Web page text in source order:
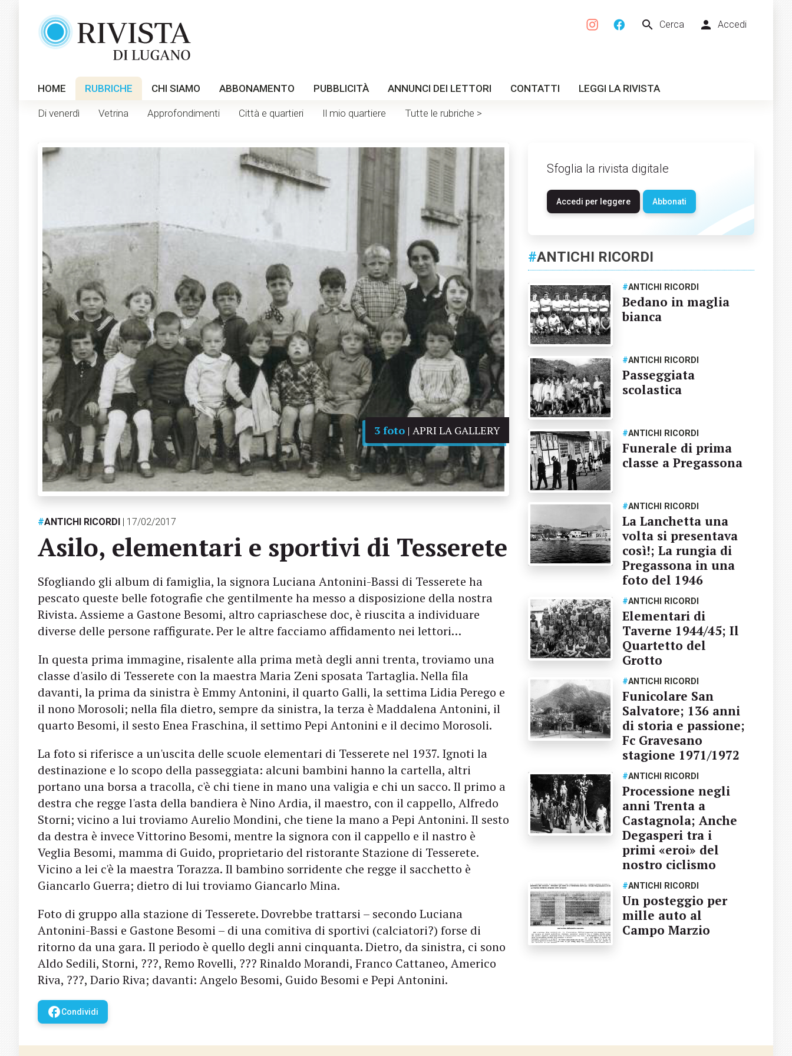
search Cerca person Accedi
HOME RUBRICHE CHI SIAMO ABBONAMENTO PUBBLICITÀ ANNUNCI DEI LETTORI CONTATTI LEGGI LA RIVISTA
Di venerdì Vetrina Approfondimenti Città e quartieri Il mio quartiere Tutte le rubriche >
3 foto| APRI LA GALLERY
#ANTICHI RICORDI | 17/02/2017
Asilo, elementari e sportivi di Tesserete
Sfogliando gli album di famiglia, la signora Luciana Antonini-Bassi di Tesserete ha
pescato queste belle fotografie che gentilmente ha messo a disposizione della nostra
Rivista. Assieme a Gastone Besomi, altro capriaschese doc, è riuscita a individuare
diverse delle persone raffigurate. Per le altre facciamo affidamento nei lettori…
In questa prima immagine, risalente alla prima metà degli anni trenta, troviamo una
classe d'asilo di Tesserete con la maestra Maria Zeni sposata Tartaglia. Nella fila
davanti, la prima da sinistra è Emmy Antonini, il quarto Galli, la settima Lidia Perego e
il nono Morosoli; nella fila dietro, sempre da sinistra, la terza è Maddalena Antonini, il
quarto Besomi, il sesto Enea Fraschina, il settimo Pepi Antonini e il decimo Morosoli.
La foto si riferisce a un'uscita delle scuole elementari di Tesserete nel 1937. Ignoti la
destinazione e lo scopo della passeggiata: alcuni bambini hanno la cartella, altri
portano una borsa a tracolla, c'è chi tiene in mano una valigia e chi un sacco. Il primo a
destra che regge l'asta della bandiera è Nino Ardia, il maestro, con il cappello, Alfredo
Storni; vicino a lui troviamo Aurelio Mondini, che tiene la mano a Pepi Antonini. Il sesto
da destra è invece Vittorino Besomi, mentre la signora con il cappello e il nastro è
Veglia Besomi, mamma di Guido, proprietario del ristorante Stazione di Tesserete.
Vicino a lei c'è la maestra Torazza. Il bambino sorridente che regge il sacchetto è
Giancarlo Guerra; dietro di lui troviamo Giancarlo Mina.
Foto di gruppo alla stazione di Tesserete. Dovrebbe trattarsi – secondo Luciana
Antonini-Bassi e Gastone Besomi – di una comitiva di sportivi (calciatori?) forse di
ritorno da una gara. Il periodo è quello degli anni cinquanta. Dietro, da sinistra, ci sono
Aldo Sedili, Storni, ???, Remo Rovelli, ??? Rinaldo Morandi, Franco Cattaneo, Americo
Riva, ???, Dario Riva; davanti: Angelo Besomi, Guido Besomi e Pepi Antonini.
facebookCondividi
Sfoglia la rivista digitale
Accedi per leggere Abbonati
#ANTICHI RICORDI
#ANTICHI RICORDI
Bedano in maglia
bianca
#ANTICHI RICORDI
Passeggiata
scolastica
#ANTICHI RICORDI
Funerale di prima
classe a Pregassona
#ANTICHI RICORDI
La Lanchetta una
volta si presentava
così!; La rungia di
Pregassona in una
foto del 1946
#ANTICHI RICORDI
Elementari di
Taverne 1944/45; Il
Quartetto del
Grotto
#ANTICHI RICORDI
Funicolare San
Salvatore; 136 anni
di storia e passione;
Fc Gravesano
stagione 1971/1972
#ANTICHI RICORDI
Processione negli
anni Trenta a
Castagnola; Anche
Degasperi tra i
primi «eroi» del
nostro ciclismo
#ANTICHI RICORDI
Un posteggio per
mille auto al
Campo Marzio